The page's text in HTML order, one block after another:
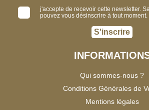
j'accepte de recevoir cette newsletter.
pouvez vous désinscrire à tout moment.
S'inscrire
Qui sommes-nous ?
Conditions Générales de
Mentions légales